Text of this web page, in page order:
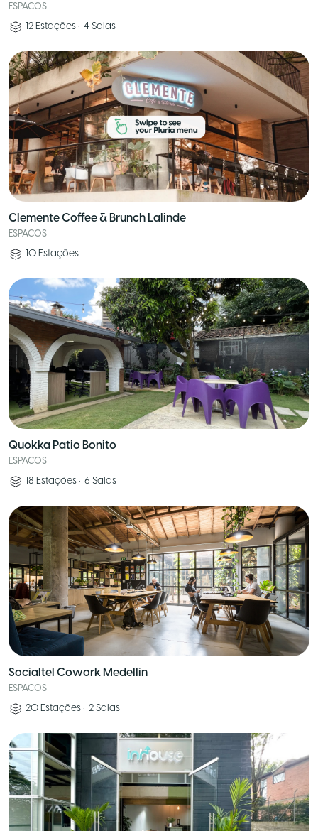
ESPACOS
12 Estações • 4 Salas
Clemente Coffee & Brunch Lalinde
ESPACOS
10 Estações
Quokka Patio Bonito
ESPACOS
18 Estações • 6 Salas
Socialtel Cowork Medellin
ESPACOS
20 Estações • 2 Salas